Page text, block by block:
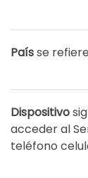
Paísse
Dispositivo
acceder al
teléfono